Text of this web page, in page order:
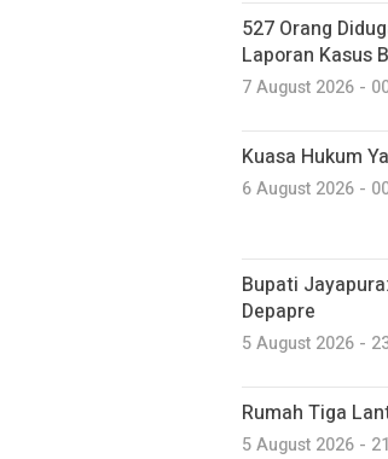
527 Orang
Laporan Kasus
7 August 2026 -
Kuasa Hukum
6 August 2026 -
Bupati
Depapre
5 August 2026 -
Rumah Tiga
5 August 2026 -